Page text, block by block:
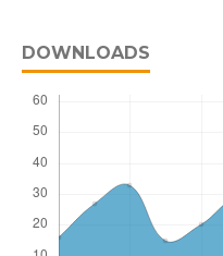
DOWNLOADS